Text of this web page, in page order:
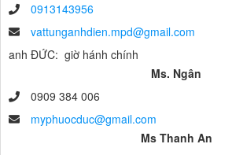
0913143956
vattunganhdien.mpd@gmail.com
anh ĐỨC: giờ hánh chính
Ms. Ngân
0909 384 006
myphuocduc@gmail.com
Ms Thanh An